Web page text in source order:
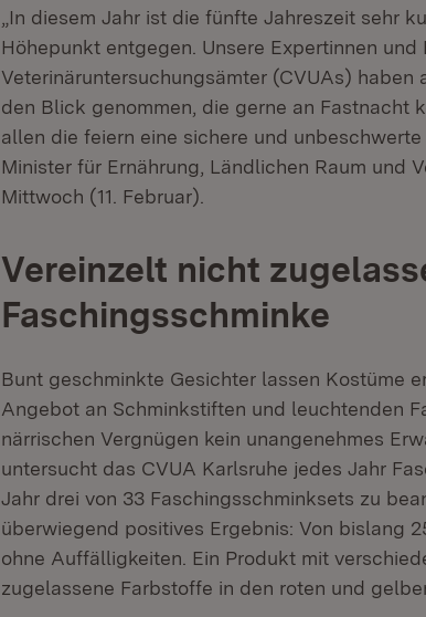
„In diesem Jahr ist die fünfte Jahreszeit sehr
Höhepunkt entgegen. Unsere Expertinnen
Veterinäruntersuchungsämter (CVUAs)
den Blick genommen, die gerne an Fastnacht
allen die feiern eine sichere und
Minister für Ernährung, Ländlichen Raum und
Mittwoch (11. Februar).
Vereinzelt nicht
Faschingsschminke
Bunt geschminkte Gesichter lassen Kostüme
Angebot an Schminkstiften und leuchtenden
närrischen Vergnügen kein unangenehmes
untersucht das CVUA Karlsruhe jedes Jahr
Jahr drei von 33 Faschingsschminksets zu
überwiegend positives Ergebnis: Von bislang
ohne Auffälligkeiten. Ein Produkt mit
zugelassene Farbstoffe in den roten und